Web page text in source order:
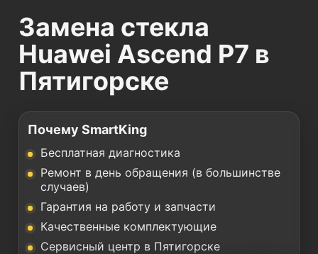
Замена стекла
Huawei Ascend P7 в
Пятигорске
Почему SmartKing
Бесплатная диагностика
Ремонт в день обращения (в большинстве
случаев)
Гарантия на работу и запчасти
Качественные комплектующие
Сервисный центр в Пятигорске